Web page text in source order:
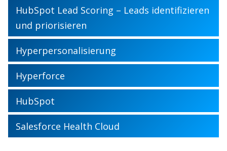
HubSpot Lead Scoring – Leads identifizieren
und priorisieren
Hyperpersonalisierung
Hyperforce
HubSpot
Salesforce Health Cloud